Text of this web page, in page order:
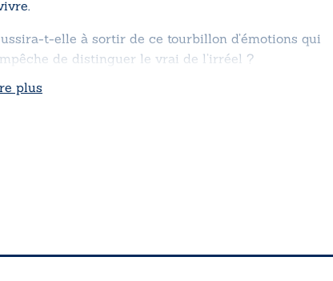
t-elle à sortir de ce tourbillon d’émotions qui
de distinguer le vrai de l’irréel ?
plus